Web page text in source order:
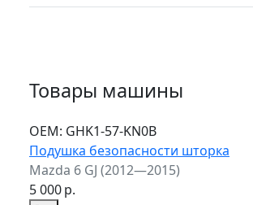
Товары машины
ОЕМ: GHK1-57-KN0B
Подушка безопасности шторка
Mazda 6 GJ (2012—2015)
5 000р.